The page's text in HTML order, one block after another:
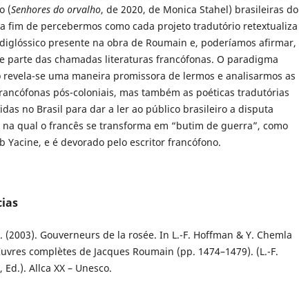
(Senhores do orvalho, de 2020, de Monica Stahel) brasileiras do
fim de percebermos como cada projeto tradutório retextualiza
presente na obra de Roumain e, poderíamos afirmar,
parte das chamadas literaturas francófonas. O paradigma
se uma maneira promissora de lermos e analisarmos as
pós-coloniais, mas também as poéticas tradutórias
no Brasil para dar a ler ao público brasileiro a disputa
qual o francês se transforma em “butim de guerra”, como
Yacine, e é devorado pelo escritor francófono.
(2003). Gouverneurs de la rosée. In L.-F. Hoffman & Y. Chemla
complètes de Jacques Roumain (pp. 1474–1479). (L.-F.
Allca XX – Unesco.